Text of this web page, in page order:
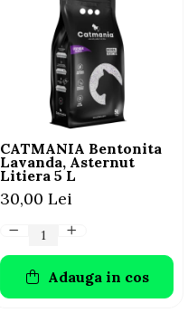
CATMANIA Bentonita
Lavanda, Asternut
Litiera 5 L
30,00 Lei
Adauga in cos